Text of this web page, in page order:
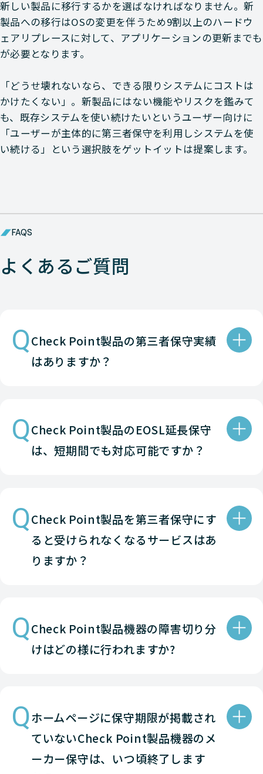
Check-Point NETWORK（ネットワーク）
Check-Point NETWORK（ネットワーク）
Check-Point NETWORK（ネットワーク）
Check-Point NETWORK（ネットワーク）
Check-Point NETWORK（ネットワーク）
Check-Point NETWORK（ネットワーク）
Check-Point
Check-Point NETWORK（ネットワーク）
Check-Point NETWORK（ネットワーク）
Check-Point NETWORK（ネットワーク）
Check-Point NETWORK（ネットワーク）
Check-Point
Check-Point NETWORK（ネットワーク）
Check-Point NETWORK（ネットワーク）
Check-Point NETWORK（ネットワーク）
Check-Point NETWORK（ネットワーク）
Check-Point NETWORK（ネットワーク）
新しい製品に移行するかを選ばなければなりません。新
製品への移行はOSの変更を伴うため9割以上のハードウ
ェアリプレースに対して、アプリケーションの更新までも
が必要となります。
「どうせ壊れないなら、できる限りシステムにコストは
かけたくない」。新製品にはない機能やリスクを鑑みて
も、既存システムを使い続けたいというユーザー向けに
「ユーザーが主体的に第三者保守を利用しシステムを使
い続ける」という選択肢をゲットイットは提案します。
FAQS
よくあるご質問
QCheck Point製品の第三者保守実績
はありますか？
QCheck Point製品のEOSL延長保守
は、短期間でも対応可能ですか？
QCheck Point製品を第三者保守にす
ると受けられなくなるサービスはあ
りますか？
QCheck Point製品機器の障害切り分
けはどの様に行われますか?
Qホームページに保守期限が掲載され
ていないCheck Point製品機器のメ
ーカー保守は、いつ頃終了します